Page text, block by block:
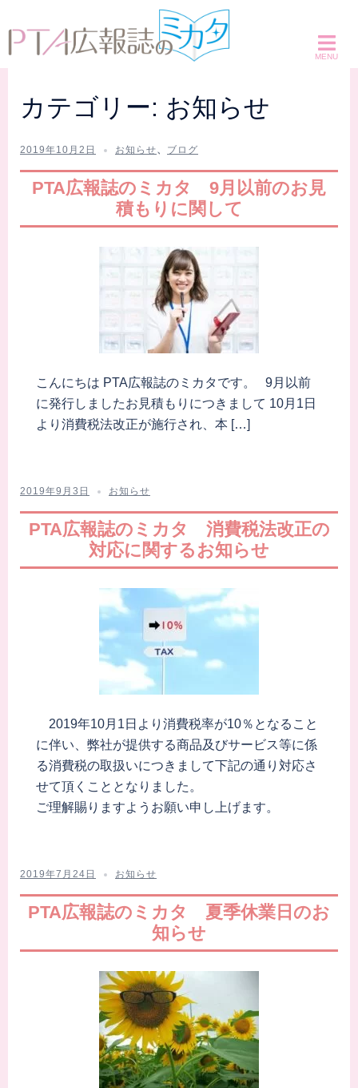
ン
ン
カテゴリー: お知らせ
2019年10月2日 お知らせ、 ブログ
PTA広報誌のミカタ 9月以前のお見
積もりに関して
こんにちは PTA広報誌のミカタです。 9月以前
に発行しましたお見積もりにつきまして 10月1日
より消費税法改正が施行され、本 […]
2019年9月3日 お知らせ
PTA広報誌のミカタ 消費税法改正の
対応に関するお知らせ
2019年10月1日より消費税率が10％となること
に伴い、弊社が提供する商品及びサービス等に係
る消費税の取扱いにつきまして下記の通り対応さ
せて頂くこととなりました。
ご理解賜りますようお願い申し上げます。
2019年7月24日 お知らせ
PTA広報誌のミカタ 夏季休業日のお
知らせ